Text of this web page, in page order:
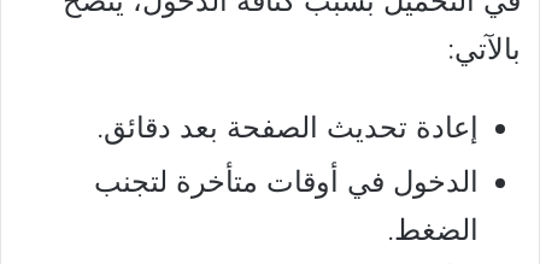
بالآتي:
إعادة تحديث الصفحة بعد دقائق.
الدخول في أوقات متأخرة لتجنب
الضغط.